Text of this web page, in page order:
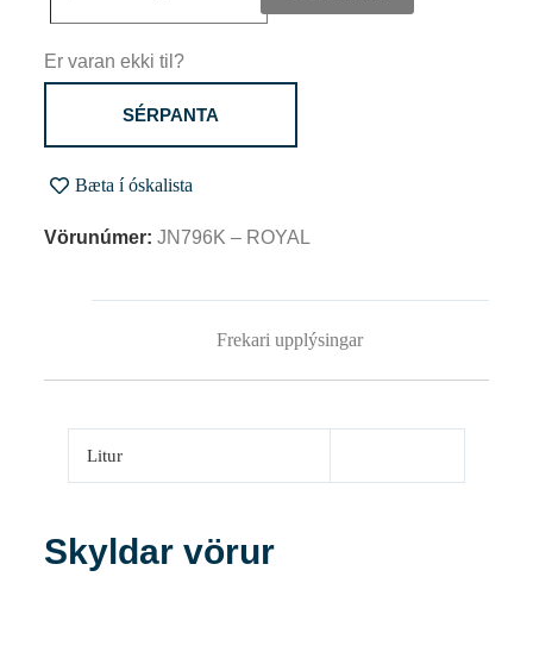
Er varan ekki til?
SÉRPANTA
Bæta í óskalista
Vörunúmer: JN796K – ROYAL
Frekari upplýsingar
Litur
Skyldar vörur